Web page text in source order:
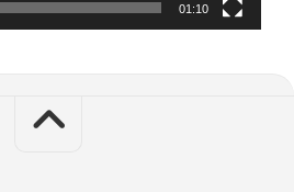
01:10